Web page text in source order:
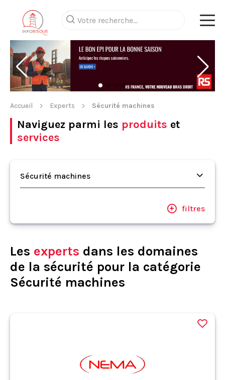
Accueil Experts Sécurité machines
Naviguez parmi les produits et
services
Sécurité machines
filtres
Les experts dans les domaines
de la sécurité pour la catégorie
Sécurité machines